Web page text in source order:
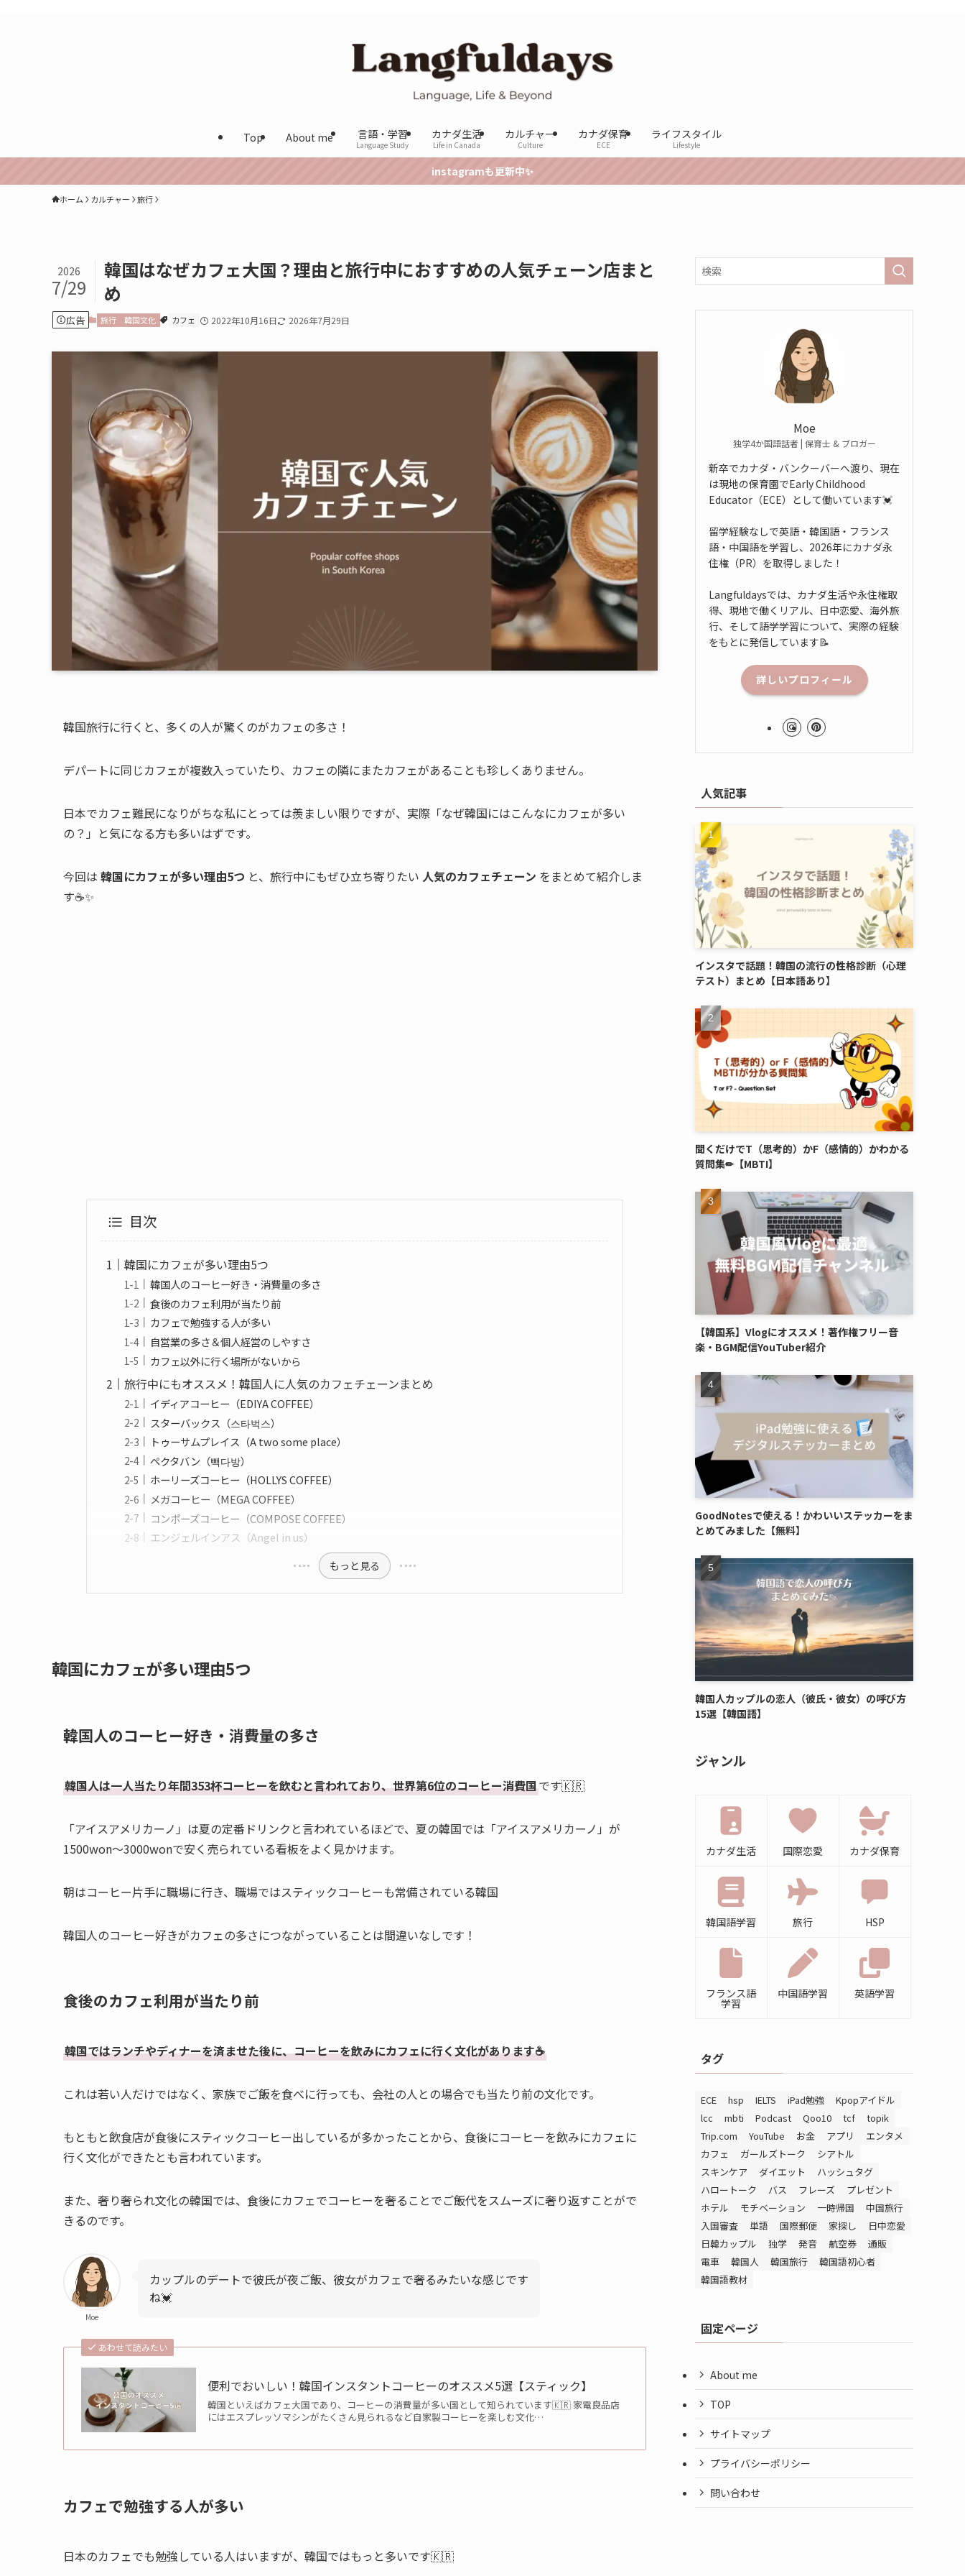
Top About me 言語・学習
Language Study
カナダ生活
Life in Canada
カルチャー
Culture
カナダ保育
ECE
ライフスタイル
Lifestyle
instagramも更新中✨
ホーム カルチャー 旅行
韓国はなぜカフェ大国？理由と旅行中におすすめの人気チェーン店まと
め
2026
7/29
広告 旅行 韓国文化 カフェ 2022年10月16日 2026年7月29日
韓国旅行に行くと、多くの人が驚くのがカフェの多さ！
デパートに同じカフェが複数入っていたり、カフェの隣にまたカフェがあることも珍しくありません。
日本でカフェ難民になりがちな私にとっては羨ましい限りですが、実際「なぜ韓国にはこんなにカフェが多い
の？」と気になる方も多いはずです。
今回は 韓国にカフェが多い理由5つ と、旅行中にもぜひ立ち寄りたい 人気のカフェチェーン をまとめて紹介しま
す☕️✨
目次
韓国にカフェが多い理由5つ
韓国人のコーヒー好き・消費量の多さ
食後のカフェ利用が当たり前
カフェで勉強する人が多い
自営業の多さ＆個人経営のしやすさ
カフェ以外に行く場所がないから
旅行中にもオススメ！韓国人に人気のカフェチェーンまとめ
イディアコーヒー（EDIYA COFFEE）
スターバックス（스타벅스）
トゥーサムプレイス（A two some place）
ペクタバン（빽다방）
ホーリーズコーヒー（HOLLYS COFFEE）
メガコーヒー（MEGA COFFEE）
コンポーズコーヒー（COMPOSE COFFEE）
エンジェルインアス（Angel in us）
もっと見る
韓国にカフェが多い理由5つ
韓国人のコーヒー好き・消費量の多さ
韓国人は一人当たり年間353杯コーヒーを飲むと言われており、世界第6位のコーヒー消費国です🇰🇷
「アイスアメリカーノ」は夏の定番ドリンクと言われているほどで、夏の韓国では「アイスアメリカーノ」が
1500won〜3000wonで安く売られている看板をよく見かけます。
朝はコーヒー片手に職場に行き、職場ではスティックコーヒーも常備されている韓国
韓国人のコーヒー好きがカフェの多さにつながっていることは間違いなしです！
食後のカフェ利用が当たり前
韓国ではランチやディナーを済ませた後に、コーヒーを飲みにカフェに行く文化があります☕️
これは若い人だけではなく、家族でご飯を食べに行っても、会社の人との場合でも当たり前の文化です。
もともと飲食店が食後にスティックコーヒー出しているが多かったことから、食後にコーヒーを飲みにカフェに
行く文化ができたとも言われています。
また、奢り奢られ文化の韓国では、食後にカフェでコーヒーを奢ることでご飯代をスムーズに奢り返すことがで
きるのです。
Moe
カップルのデートで彼氏が夜ご飯、彼女がカフェで奢るみたいな感じです
ね💓
あわせて読みたい
便利でおいしい！韓国インスタントコーヒーのオススメ5選【スティック】
韓国といえばカフェ大国であり、コーヒーの消費量が多い国として知られています🇰🇷 家電良品店
にはエスプレッソマシンがたくさん見られるなど自家製コーヒーを楽しむ文化…
カフェで勉強する人が多い
日本のカフェでも勉強している人はいますが、韓国ではもっと多いです🇰🇷
Moe
独学4か国語話者 | 保育士 & ブロガー
新卒でカナダ・バンクーバーへ渡り、現在
は現地の保育園でEarly Childhood
Educator（ECE）として働いています💓
留学経験なしで英語・韓国語・フランス
語・中国語を学習し、2026年にカナダ永
住権（PR）を取得しました！
Langfuldaysでは、カナダ生活や永住権取
得、現地で働くリアル、日中恋愛、海外旅
行、そして語学学習について、実際の経験
をもとに発信しています📝
詳しいプロフィール
人気記事
インスタで話題！韓国の流行の性格診断（心理
テスト）まとめ【日本語あり】
聞くだけでT（思考的）かF（感情的）かわかる
質問集✏︎【MBTI】
【韓国系】Vlogにオススメ！著作権フリー音
楽・BGM配信YouTuber紹介
GoodNotesで使える！かわいいステッカーをま
とめてみました【無料】
韓国人カップルの恋人（彼氏・彼女）の呼び方
15選【韓国語】
ジャンル
カナダ生活 国際恋愛 カナダ保育
韓国語学習 旅行 HSP
フランス語
学習
中国語学習 英語学習
タグ
ECE hsp IELTS iPad勉強
Kpopアイドル
lcc
mbti Podcast Qoo10 tcf
topik
Trip.com
YouTube お金 アプリ
エンタメ
カフェ
ガールズトーク
シアトル
スキンケア
ダイエット
ハッシュタグ
ハロートーク
バス フレーズ
プレゼント
ホテル
モチベーション 一時帰国
中国旅行
入国審査
単語 国際郵便 家探し
日中恋愛
日韓カップル
独学 発音 航空券
通販
電車
韓国人 韓国旅行
韓国語初心者
韓国語教材
固定ページ
About me
TOP
サイトマップ
プライバシーポリシー
問い合わせ